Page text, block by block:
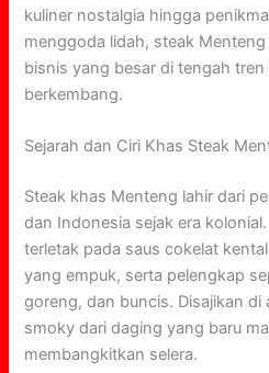
kuliner nostalgia hingga
menggoda lidah, steak
bisnis yang besar di tengah
berkembang.
Sejarah dan Ciri Khas Steak
Steak khas Menteng lahir dari
dan Indonesia sejak era
terletak pada saus cokelat
yang empuk, serta pelengkap
goreng, dan buncis. Disajikan di
smoky dari daging yang baru
membangkitkan selera.